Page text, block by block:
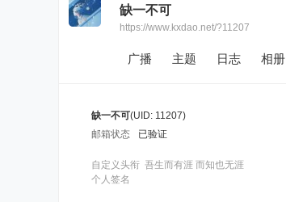
学
缺一不可
https://www.kxdao.net/?11207
广播 主题 日志 相册
缺一不可(UID: 11207)
邮箱状态
已验证
自定义头衔 吾生而有涯 而知也无涯
个人签名